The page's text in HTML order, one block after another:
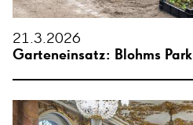
21.3.2026
Garteneinsatz: Blohms Park